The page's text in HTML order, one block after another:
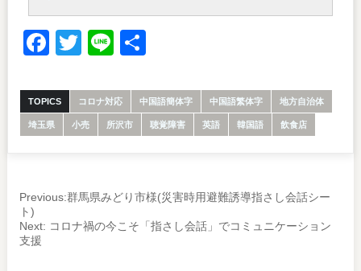
Facebook
Twitter
Line共
TOPICS コロナ対応 中国語簡体字 中国語繁体字 地方自治体
埼玉県 小売 所沢市 聴覚障害 英語 韓国語 飲食店
Previous:群馬県みどり市様(災害時用避難誘導指さし会話シー
ト)
Next: コロナ禍の今こそ「指さし会話」でコミュニケーション
支援